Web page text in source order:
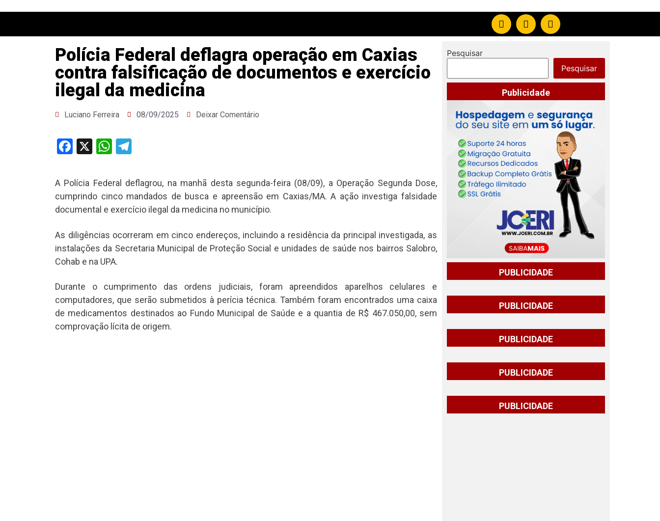
Polícia Federal deflagra operação em Caxias
contra falsificação de documentos e exercício
ilegal da medicina
Luciano Ferreira 08/09/2025 Deixar Comentário
Facebook
X WhatsApp
A Polícia Federal deflagrou, na manhã desta segunda-feira (08/09), a Operação Segunda Dose,
cumprindo cinco mandados de busca e apreensão em Caxias/MA. A ação investiga falsidade
documental e exercício ilegal da medicina no município.
As diligências ocorreram em cinco endereços, incluindo a residência da principal investigada, as
instalações da Secretaria Municipal de Proteção Social e unidades de saúde nos bairros Salobro,
Cohab e na UPA.
Durante o cumprimento das ordens judiciais, foram apreendidos aparelhos celulares e
computadores, que serão submetidos à perícia técnica. Também foram encontrados uma caixa
de medicamentos destinados ao Fundo Municipal de Saúde e a quantia de R$ 467.050,00, sem
comprovação lícita de origem.
Pesquisar
Pesquisar
Publicidade
PUBLICIDADE
PUBLICIDADE
PUBLICIDADE
PUBLICIDADE
PUBLICIDADE